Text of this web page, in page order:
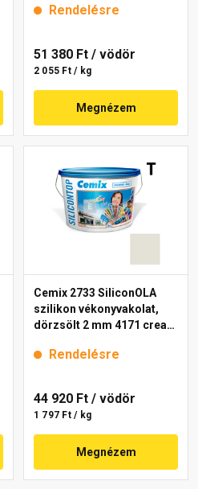
Rendelésre
51 380 Ft / vödör
2 055 Ft / kg
Megnézem
Cemix 2733 SiliconOLA
szilikon vékonyvakolat,
dörzsölt 2 mm 4171 cream
Rendelésre
44 920 Ft / vödör
1 797 Ft / kg
Megnézem